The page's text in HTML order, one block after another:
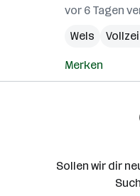
vor 6 Tagen
Wels
Merken
Sollen wir dir